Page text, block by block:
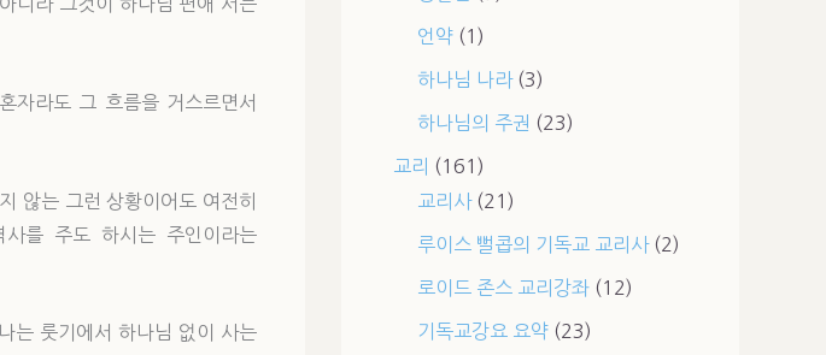
니라 그것이 하나님 편애 서는
자라도 그 흐름을 거스르면서
않는 그런 상황이어도 여전히
를 주도 하시는 주인이라는
는 룻기에서 하나님 없이 사는
언약(1)
하나님 나라(3)
하나님의 주권 (23)
교리 (161)
교리사(21)
루이스 뻘콥의 기독교 교리사(2)
로이드 존스 교리강좌(12)
기독교강요 요약(23)